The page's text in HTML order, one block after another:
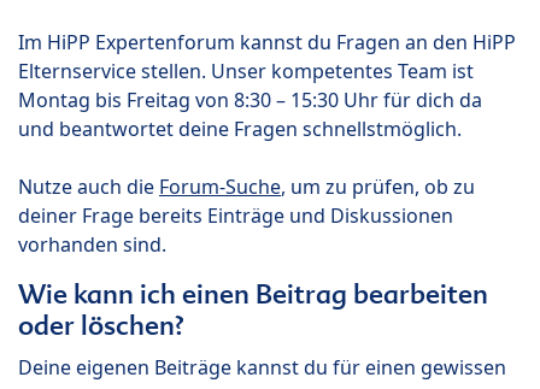
Im HiPP Expertenforum kannst du Fragen an den HiPP
Elternservice stellen. Unser kompetentes Team ist
Montag bis Freitag von 8:30 – 15:30 Uhr für dich da
und beantwortet deine Fragen schnellstmöglich.
Nutze auch die Forum-Suche, um zu prüfen, ob zu
deiner Frage bereits Einträge und Diskussionen
vorhanden sind.
Wie kann ich einen Beitrag bearbeiten
oder löschen?
Deine eigenen Beiträge kannst du für einen gewissen